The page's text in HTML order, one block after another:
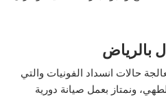
بالرياض
حالات انسداد الفونيات والتي
ونمتاز بعمل صيانة دورية